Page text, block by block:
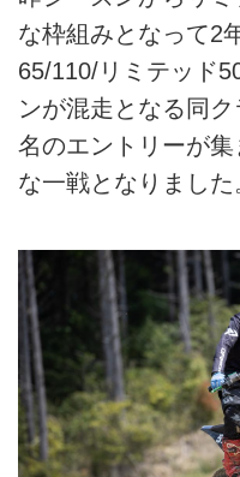
な枠組みとなって2
65/110/リミテッド
ンが混走となる同
名のエントリーが
な一戦となりました